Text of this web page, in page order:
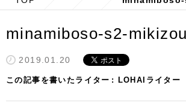
minamiboso-s2-
2019.01.20
この記事を書いたライター LOHAIライター